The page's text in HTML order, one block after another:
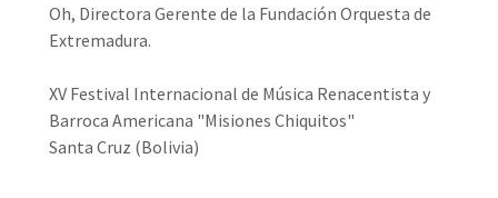
Oh, Directora Gerente de la Fundación Orquesta de
Extremadura.
XV Festival Internacional de Música Renacentista y
Barroca Americana "Misiones Chiquitos"
Santa Cruz (Bolivia)